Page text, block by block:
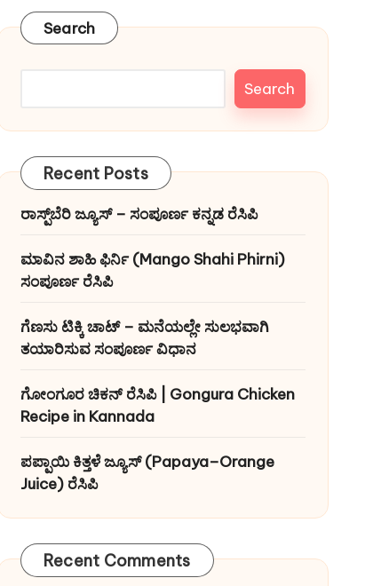
Search
Search
Recent Posts
ರಾಸ್ಪ್‌ಬೆರಿ ಜ್ಯೂಸ್ – ಸಂಪೂರ್ಣ ಕನ್ನಡ ರೆಸಿಪಿ
ಮಾವಿನ ಶಾಹಿ ಫಿರ್ನಿ (Mango Shahi Phirni)
ಸಂಪೂರ್ಣ ರೆಸಿಪಿ
ಗೆಣಸು ಟಿಕ್ಕಿ ಚಾಟ್ – ಮನೆಯಲ್ಲೇ ಸುಲಭವಾಗಿ
ತಯಾರಿಸುವ ಸಂಪೂರ್ಣ ವಿಧಾನ
ಗೋಂಗೂರ ಚಿಕನ್ ರೆಸಿಪಿ | Gongura Chicken
Recipe in Kannada
ಪಪ್ಪಾಯಿ ಕಿತ್ತಳೆ ಜ್ಯೂಸ್ (Papaya–Orange
Juice) ರೆಸಿಪಿ
Recent Comments